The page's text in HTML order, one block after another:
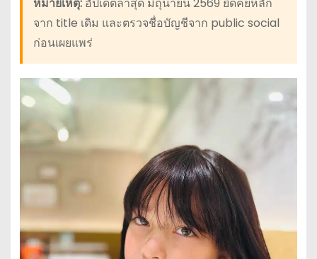
หมายเหตุ:อัปเดตล่าสุด มิถุนายน 2569 ยึดคีย์หลัก
จาก title เดิม และตรวจชื่อบัญชีจาก public social
ก่อนเผยแพร่